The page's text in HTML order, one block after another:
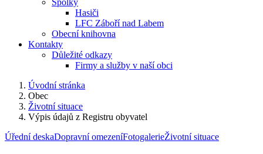
Hasiči
LFC Záboří nad Labem
Obecní knihovna
Kontakty
Důležité odkazy
Firmy a služby v naší obci
Úvodní stránka
Obec
Životní situace
Výpis údajů z Registru obyvatel
Úřední deskaDopravní omezeníFotogalerieŽivotní situace